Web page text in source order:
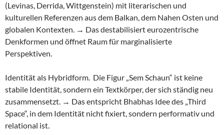
(Levinas, Derrida, Wittgenstein) mit literarischen und
kulturellen Referenzen aus dem Balkan, dem Nahen Osten und
globalen Kontexten. → Das destabilisiert eurozentrische
Denkformen und öffnet Raum für marginalisierte
Perspektiven.
Identität als Hybridform. Die Figur „Sem Schaun“ ist keine
stabile Identität, sondern ein Textkörper, der sich ständig neu
zusammensetzt. → Das entspricht Bhabhas Idee des „Third
Space“, in dem Identität nicht fixiert, sondern performativ und
relational ist.